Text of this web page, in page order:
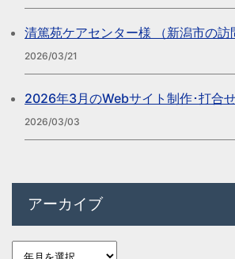
清篤苑ケアセンター様 （新潟市の訪
2026/03/21
2026年3月のWebサイト制作･打合
2026/03/03
アーカイブ